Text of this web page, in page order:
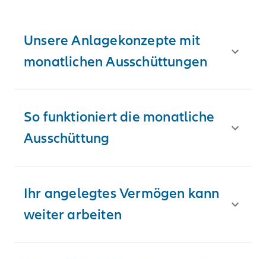
Unsere Anlagekonzepte mit
monatlichen Ausschüttungen
So funktioniert die monatliche
Ausschüttung
Ihr angelegtes Vermögen kann
weiter arbeiten